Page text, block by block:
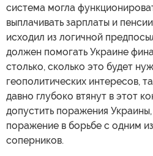
система могла
выплачивать зарплаты и
исходил из логичной
должен помогать Украине
столько, сколько это будет
геополитических интересов,
давно глубоко втянут в этот
допустить поражения
поражение в борьбе с одним
соперников.